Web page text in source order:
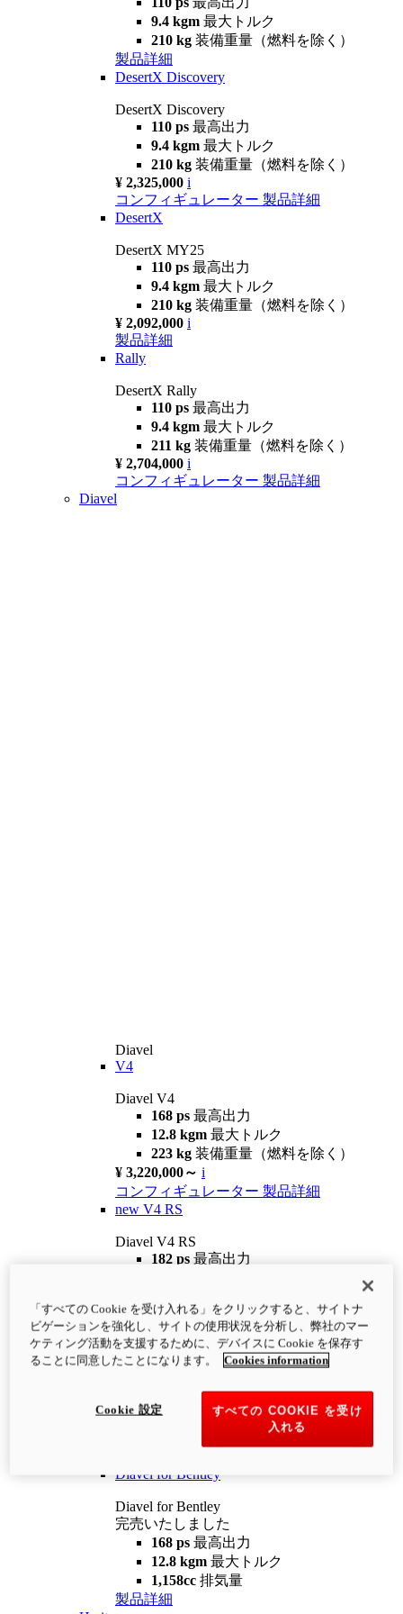
9.4 kgm 最大トルク
210 kg 装備重量（燃料を除く）
製品詳細
DesertX Discovery
DesertX Discovery
110 ps 最高出力
9.4 kgm 最大トルク
210 kg 装備重量（燃料を除く）
¥ 2,325,000 i
コンフィギュレーター 製品詳細
DesertX
DesertX MY25
110 ps 最高出力
9.4 kgm 最大トルク
210 kg 装備重量（燃料を除く）
¥ 2,092,000 i
製品詳細
Rally
DesertX Rally
110 ps 最高出力
9.4 kgm 最大トルク
211 kg 装備重量（燃料を除く）
¥ 2,704,000 i
コンフィギュレーター 製品詳細
Diavel
Diavel
V4
Diavel V4
168 ps 最高出力
12.8 kgm 最大トルク
223 kg 装備重量（燃料を除く）
¥ 3,220,000～ i
コンフィギュレーター 製品詳細
new V4 RS
Diavel V4 RS
182 ps 最高出力
¥4,400,000 i
コンフィギュレーター 製品詳細
newV4 RS 100
12.2 kgm
最大トルク
装備重量（燃料を除く）
Diavel for Bentley
Diavel for Bentley
完売いたしました
168 ps 最高出力
12.8 kgm 最大トルク
1,158cc 排気量
製品詳細
「すべての Cookie を受け入れる」をクリックすると、サイトナ
ビゲーションを強化し、サイトの使用状況を分析し、弊社のマー
ケティング活動を支援するために、デバイスに Cookie を保存す
ることに同意したことになります。
Cookies information
すべての COOKIE を受け
入れる
Cookie 設定